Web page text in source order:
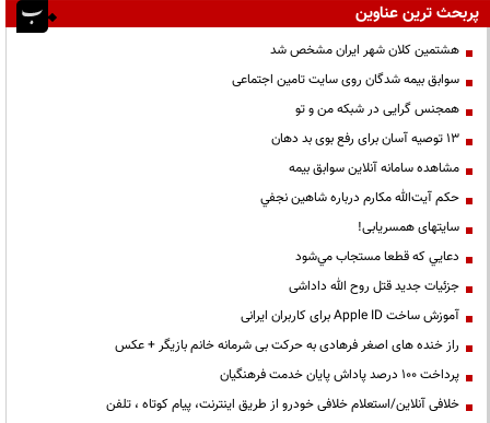
پربحث ترین عناوین
هشتمین کلان شهر ایران مشخص شد
سوابق بیمه شدگان روی سایت تامین اجتماعی
همجنس گرایی در شبکه من و تو
13 توصیه آسان برای رفع بوی بد دهان
مشاهده سامانه آنلاين سوابق بیمه
حكم آيت‌الله مكارم درباره شاهين نجفي
سایتهای همسریابی!
دعايي كه قطعا مستجاب مي‌شود
جزئیات جدید قتل روح الله داداشی
آموزش ساخت Apple ID برای کاربران ایرانی
راز خنده های اصغر فرهادی به حرکت بی شرمانه خانم بازیگر + عکس
پرداخت ۱۰۰ درصد پاداش پایان خدمت فرهنگیان
خلافی آنلاین/استعلام خلافی خودرو از طریق اینترنت، پیام کوتاه ، تلفن